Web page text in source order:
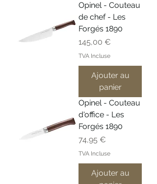
Opinel - Couteau
de chef - Les
Forgés 1890
Prix
145,00 €
TVA Incluse
Ajouter au
panier
Opinel - Couteau
d'office - Les
Forgés 1890
Prix
74,95 €
TVA Incluse
Ajouter au